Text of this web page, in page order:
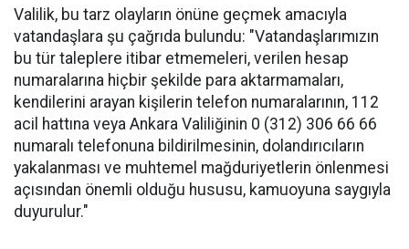
Valilik, bu tarz olayların önüne geçmek amacıyla
vatandaşlara şu çağrıda bulundu: "Vatandaşlarımızın
bu tür taleplere itibar etmemeleri, verilen hesap
numaralarına hiçbir şekilde para aktarmamaları,
kendilerini arayan kişilerin telefon numaralarının, 112
acil hattına veya Ankara Valiliğinin 0 (312) 306 66 66
numaralı telefonuna bildirilmesinin, dolandırıcıların
yakalanması ve muhtemel mağduriyetlerin önlenmesi
açısından önemli olduğu hususu, kamuoyuna saygıyla
duyurulur."